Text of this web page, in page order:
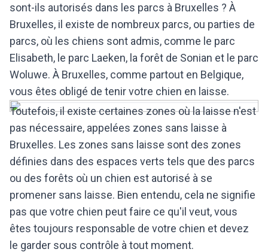
sont-ils autorisés dans les parcs à Bruxelles ? À
Bruxelles, il existe de nombreux parcs, ou parties de
parcs, où les chiens sont admis, comme le parc
Elisabeth, le parc Laeken, la forêt de Sonian et le parc
Woluwe. À Bruxelles, comme partout en Belgique,
vous êtes obligé de tenir votre chien en laisse.
Toutefois, il existe certaines zones où la laisse n'est
pas nécessaire, appelées zones sans laisse à
Bruxelles. Les zones sans laisse sont des zones
définies dans des espaces verts tels que des parcs
ou des forêts où un chien est autorisé à se
promener sans laisse. Bien entendu, cela ne signifie
pas que votre chien peut faire ce qu'il veut, vous
êtes toujours responsable de votre chien et devez
le garder sous contrôle à tout moment.